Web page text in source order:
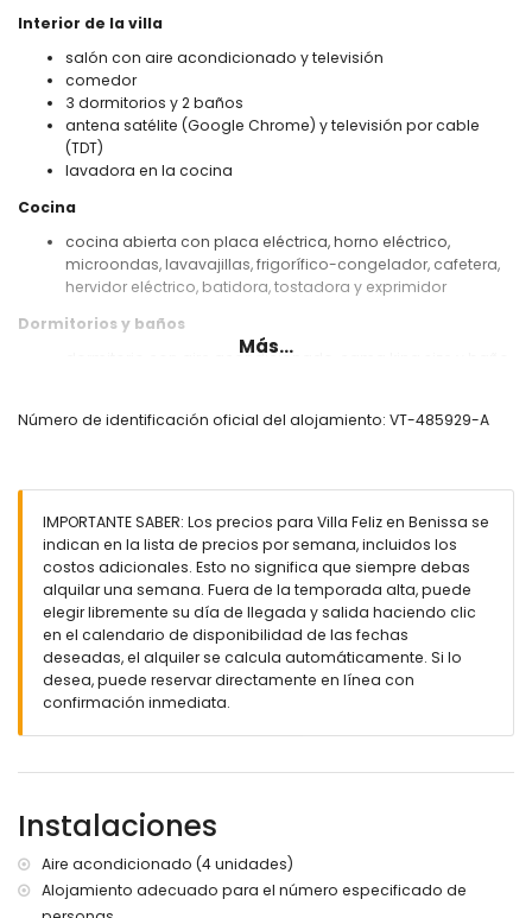
Interior de la villa
salón con aire acondicionado y televisión
comedor
3 dormitorios y 2 baños
antena satélite (Google Chrome) y televisión por cable
(TDT)
lavadora en la cocina
Cocina
cocina abierta con placa eléctrica, horno eléctrico,
microondas, lavavajillas, frigorífico-congelador, cafetera,
hervidor eléctrico, batidora, tostadora y exprimidor
Dormitorios y baños
dormitorio con aire acondicionado, cama king size y baño
dormitorio con aire acondicionado, 2 camas individuales y
baño con lavabo sencillo, ducha y WC
Exterior de la villa
parcela vallada
piscina privada de 10m x 4m y 2m de profundidad
jardín con grava, árboles y mobiliario de jardín con
tumbonas
3 terrazas, de las cuales 1 está cubierta
barbacoa
ducha exterior
pueblo más cercano: Moraira (a 4 kilómetros de la villa)
ribera u orilla más cercana: Mediterráneo (a 4 kilómetros
de la villa)
playa más cercana: Cala Baladrar (a 4 kilómetros de la
Más...
Número de identificación oficial del alojamiento: VT-485929-A
IMPORTANTE SABER: Los precios para Villa Feliz en Benissa se
indican en la lista de precios por semana, incluidos los
costos adicionales. Esto no significa que siempre debas
alquilar una semana. Fuera de la temporada alta, puede
elegir libremente su día de llegada y salida haciendo clic
en el calendario de disponibilidad de las fechas
deseadas, el alquiler se calcula automáticamente. Si lo
desea, puede reservar directamente en línea con
confirmación inmediata.
Instalaciones
Aire acondicionado (4 unidades)
Alojamiento adecuado para el número especificado de